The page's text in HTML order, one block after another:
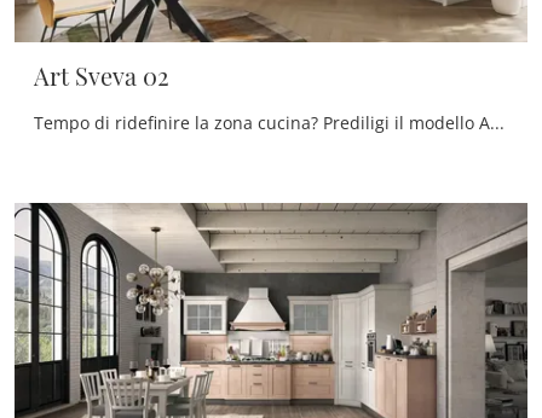
Art Sveva 02
Tempo di ridefinire la zona cucina? Prediligi il modello Art Sveva 02 Stosa tra le nostre Cucine Classiche ad angolo.